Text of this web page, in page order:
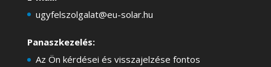
ugyfelszolgalat@eu-solar.hu
Panaszkezelés:
Az Ön kérdései és visszajelzése fontos